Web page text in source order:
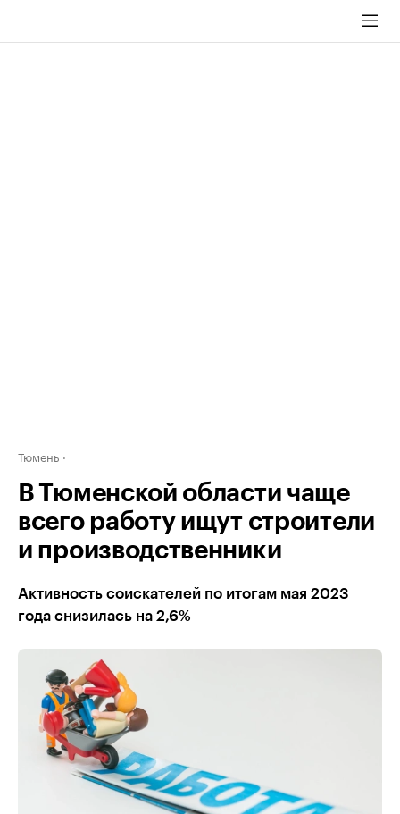
Тюмень
В Тюменской области чаще
всего работу ищут строители
и производственники
Активность соискателей по итогам мая 2023
года снизилась на 2,6%